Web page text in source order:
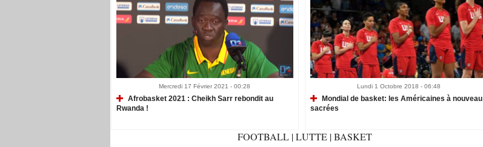
Mercredi 17 Février 2021 - 00:28
Afrobasket 2021 : Cheikh Sarr rebondit au
Rwanda !
Lundi 1 Octobre 2018 - 06:48
Mondial de basket: les Américaines à nouveau
sacrées
FOOTBALL |LUTTE |BASKET